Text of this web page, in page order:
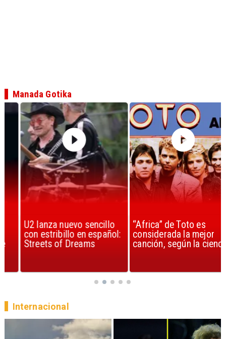
U2 lanza nuevo sencillo
con estribillo en español:
Streets of Dreams
“Africa” de Toto es
considerada la mejor
canción, según la ciencia
Manada Gotika
Internacional